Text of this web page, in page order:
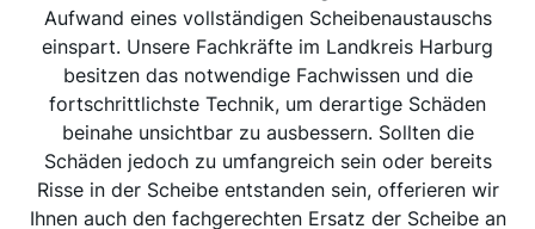
Aufwand eines vollständigen Scheibenaustauschs
einspart. Unsere Fachkräfte im Landkreis Harburg
besitzen das notwendige Fachwissen und die
fortschrittlichste Technik, um derartige Schäden
beinahe unsichtbar zu ausbessern. Sollten die
Schäden jedoch zu umfangreich sein oder bereits
Risse in der Scheibe entstanden sein, offerieren wir
Ihnen auch den fachgerechten Ersatz der Scheibe an